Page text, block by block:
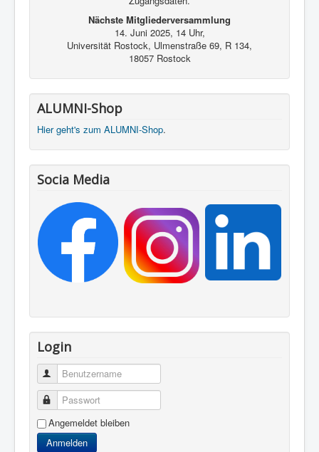
Nächste Mitgliederversammlung
14. Juni 2025, 14 Uhr,
Universität Rostock, Ulmenstraße 69, R 134,
18057 Rostock
ALUMNI-Shop
Hier geht's zum ALUMNI-Shop.
Socia Media
Login
Benutzername
Passwort
Angemeldet bleiben
Anmelden